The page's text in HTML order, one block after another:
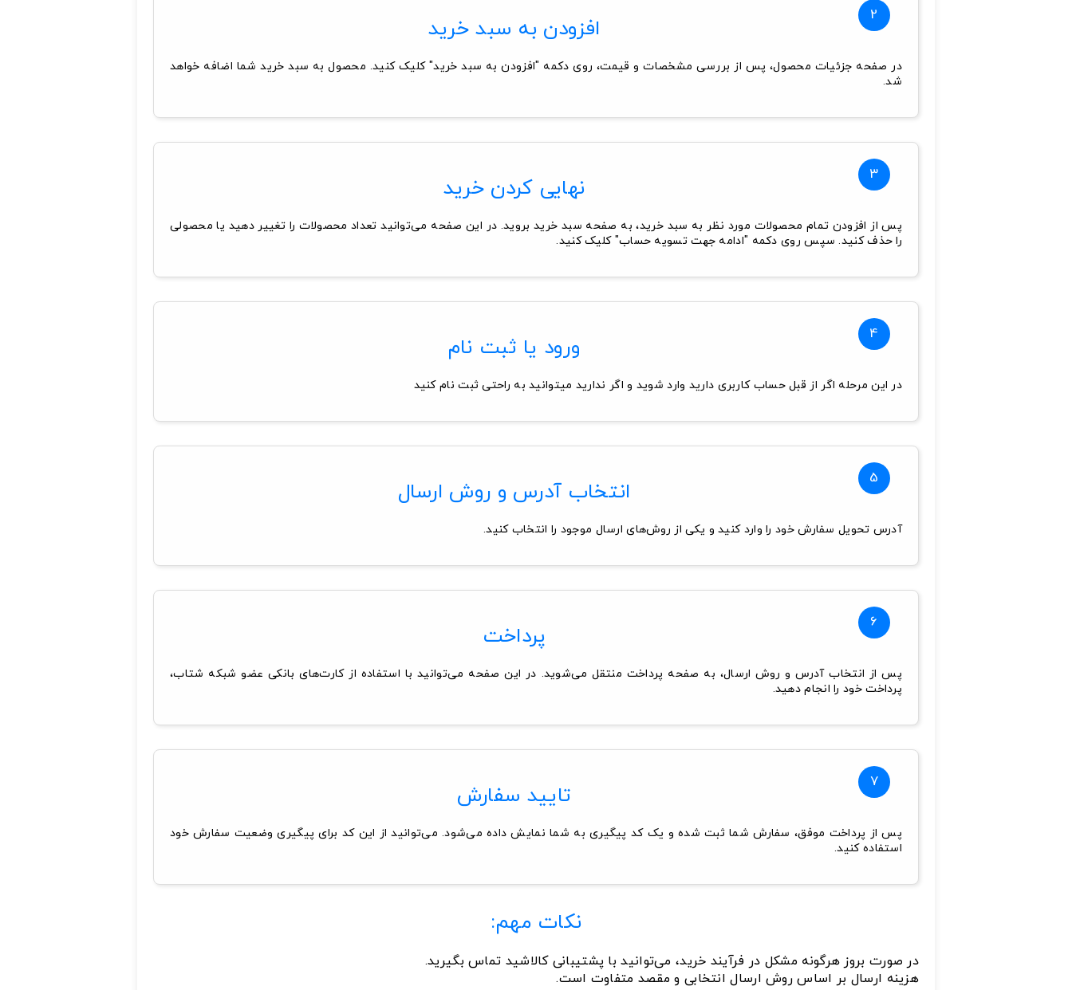
2 افزودن به سبد خرید
در صفحه جزئیات محصول، پس از بررسی مشخصات و قیمت، روی دکمه "افزودن به سبد خرید" کلیک کنید. محصول به سبد خرید شما اضافه خواهد
شد.
3 نهایی کردن خرید
پس از افزودن تمام محصولات مورد نظر به سبد خرید، به صفحه سبد خرید بروید. در این صفحه می‌توانید تعداد محصولات را تغییر دهید یا محصولی
را حذف کنید. سپس روی دکمه "ادامه جهت تسویه حساب" کلیک کنید.
4 ورود یا ثبت نام
در این مرحله اگر از قبل حساب کاربری دارید وارد شوید و اگر ندارید میتوانید به راحتی ثبت نام کنید
5 انتخاب آدرس و روش ارسال
آدرس تحویل سفارش خود را وارد کنید و یکی از روش‌های ارسال موجود را انتخاب کنید.
6 پرداخت
پس از انتخاب آدرس و روش ارسال، به صفحه پرداخت منتقل می‌شوید. در این صفحه می‌توانید با استفاده از کارت‌های بانکی عضو شبکه شتاب،
پرداخت خود را انجام دهید.
7 تایید سفارش
پس از پرداخت موفق، سفارش شما ثبت شده و یک کد پیگیری به شما نمایش داده می‌شود. می‌توانید از این کد برای پیگیری وضعیت سفارش خود
استفاده کنید.
نکات مهم:
در صورت بروز هرگونه مشکل در فرآیند خرید، می‌توانید با پشتیبانی کالاشید تماس بگیرید.
هزینه ارسال بر اساس روش ارسال انتخابی و مقصد متفاوت است.